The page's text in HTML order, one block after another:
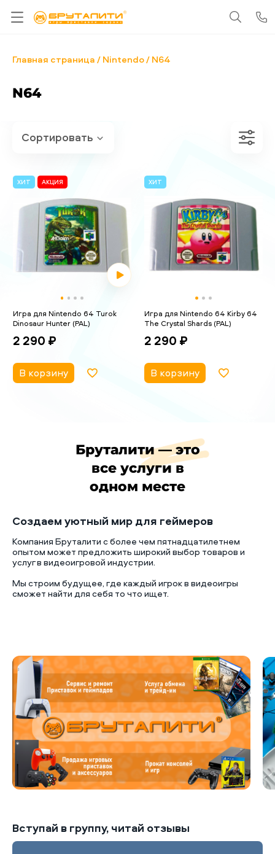
Главная страница Nintendo N64
N64
ХИТ АКЦИЯ
Игра для Nintendo 64 Turok
Dinosaur Hunter (PAL)
2 290 ₽
В корзину
ХИТ
Игра для Nintendo 64 Kirby 64
The Crystal Shards (PAL)
2 290 ₽
В корзину
Бруталити — это
все услуги в
одном месте
Создаем уютный мир для геймеров
Компания Бруталити с более чем пятнадцатилетнем
опытом может предложить широкий выбор товаров и
услуг в видеоигровой индустрии.
Мы строим будущее, где каждый игрок в видеоигры
сможет найти для себя то что ищет.
Вступай в группу, читай отзывы